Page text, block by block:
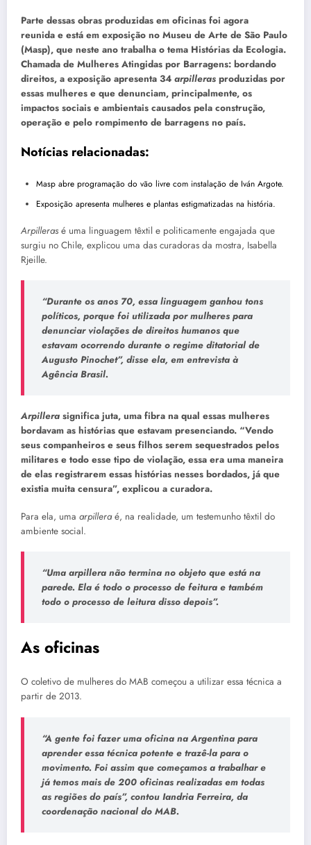
Parte dessas obras produzidas em oficinas foi agora
reunida e está em exposição no Museu de Arte de São Paulo
(Masp), que neste ano trabalha o tema Histórias da Ecologia.
Chamada de Mulheres Atingidas por Barragens: bordando
direitos, a exposição apresenta 34 arpilleras produzidas por
essas mulheres e que denunciam, principalmente, os
impactos sociais e ambientais causados pela construção,
operação e pelo rompimento de barragens no país.
Notícias relacionadas:
Masp abre programação do vão livre com instalação de Iván Argote.
Exposição apresenta mulheres e plantas estigmatizadas na história.
Arpilleras é uma linguagem têxtil e politicamente engajada que
surgiu no Chile, explicou uma das curadoras da mostra, Isabella
Rjeille.
“Durante os anos 70, essa linguagem ganhou tons
políticos, porque foi utilizada por mulheres para
denunciar violações de direitos humanos que
estavam ocorrendo durante o regime ditatorial de
Augusto Pinochet”, disse ela, em entrevista à
Agência Brasil.
Arpillera significa juta, uma fibra na qual essas mulheres
bordavam as histórias que estavam presenciando. “Vendo
seus companheiros e seus filhos serem sequestrados pelos
militares e todo esse tipo de violação, essa era uma maneira
de elas registrarem essas histórias nesses bordados, já que
existia muita censura”, explicou a curadora.
Para ela, uma arpilleraé, na realidade, um testemunho têxtil do
ambiente social.
“Uma arpillera não termina no objeto que está na
parede. Ela é todo o processo de feitura e também
todo o processo de leitura disso depois”.
As oficinas
O coletivo de mulheres do MAB começou a utilizar essa técnica a
partir de 2013.
“A gente foi fazer uma oficina na Argentina para
aprender essa técnica potente e trazê-la para o
movimento. Foi assim que começamos a trabalhar e
já temos mais de 200 oficinas realizadas em todas
as regiões do país”, contou Iandria Ferreira, da
coordenação nacional do MAB.